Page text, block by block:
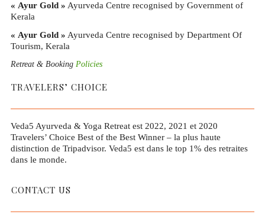
« Ayur Gold » Ayurveda Centre recognised by Government of
Kerala
« Ayur Gold » Ayurveda Centre recognised by Department Of
Tourism, Kerala
Retreat & Booking Policies
TRAVELERS’ CHOICE
Veda5 Ayurveda & Yoga Retreat est 2022, 2021 et 2020
Travelers’ Choice Best of the Best Winner – la plus haute
distinction de Tripadvisor. Veda5 est dans le top 1% des retraites
dans le monde.
CONTACT US